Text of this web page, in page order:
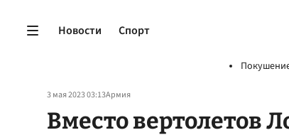
Новости Спорт
3 мая 2023 03:13Армия
Вместо вертолетов